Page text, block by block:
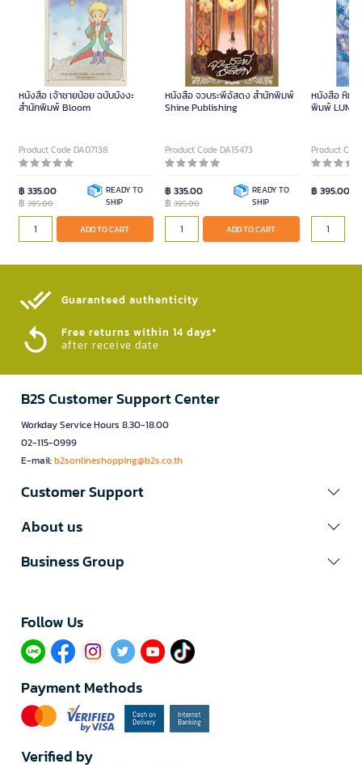
หนังสือ เจ้าชายน้อย ฉบับมังงะ
สำนักพิมพ์ Bloom
Product Code DA07138
฿ 335.00
฿ 395.00
READY TO
SHIP
ADD TO CART
หนังสือ จวบระพีอัสดง สำนักพิมพ์
Shine Publishing
Product Code DA15473
฿ 335.00
฿ 395.00
READY TO
SHIP
ADD TO CART
หนังสือ หิมะ
พิมพ์ LUMI
Product
฿ 395.00
Guaranteed authenticity​
Free returns within 14 days*
after receive date
B2S Customer Support Center
Workday Service Hours 8.30-18.00
02-115-0999
E-mail:b2sonlineshopping@b2s.co.th
Customer Support
About us
Business Group
Follow Us​
Payment Methods
Verified by